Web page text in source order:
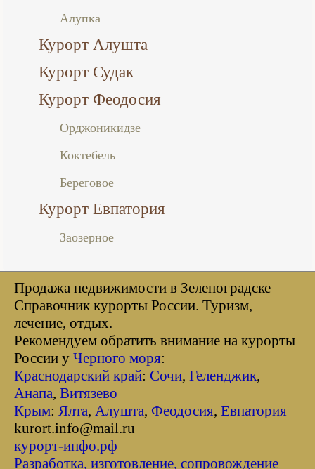
Алупка
Курорт Алушта
Курорт Судак
Курорт Феодосия
Орджоникидзе
Коктебель
Береговое
Курорт Евпатория
Заозерное
Продажа недвижимости в Зеленоградске
Справочник курорты Росcии. Туризм,
лечение, отдых.
Рекомендуем обратить внимание на курорты
России у Черного моря:
Краснодарский край: Сочи, Геленджик,
Анапа, Витязево
Крым: Ялта, Алушта, Феодосия, Евпатория
kurort.info@mail.ru
курорт-инфо.рф
Разработка, изготовление, сопровождение